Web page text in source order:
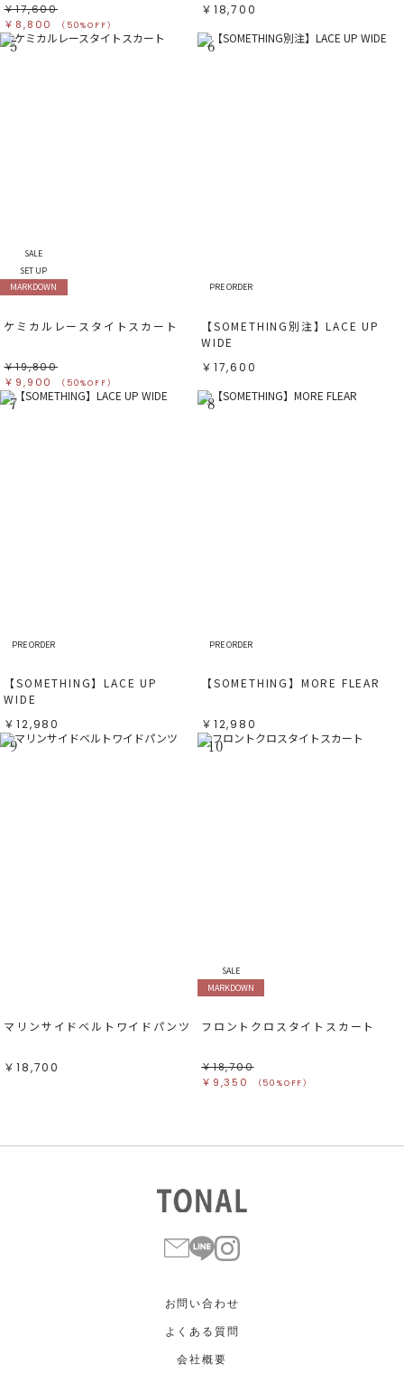
￥17,600
￥8,800
（50%OFF）
￥18,700
5
SALE
SET UP
MARKDOWN
ケミカルレースタイトスカート
￥19,800
￥9,900
（50%OFF）
6
PRE ORDER
【SOMETHING別注】LACE UP
WIDE
￥17,600
7
PRE ORDER
【SOMETHING】LACE UP
WIDE
￥12,980
8
PRE ORDER
【SOMETHING】MORE FLEAR
￥12,980
9
マリンサイドベルトワイドパンツ
￥18,700
10
SALE
MARKDOWN
フロントクロスタイトスカート
￥18,700
￥9,350
（50%OFF）
お問い合わせ
よくある質問
会社概要